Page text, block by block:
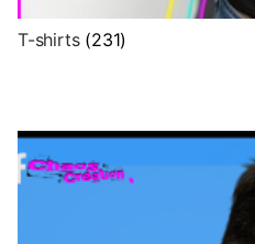
T-shirts (231)